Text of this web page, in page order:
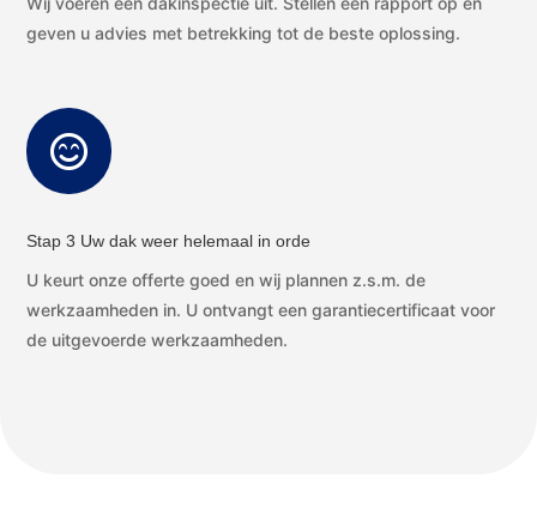
geven u advies met betrekking tot de beste oplossing.

Stap 3 Uw dak weer helemaal in orde
U keurt onze offerte goed en wij plannen z.s.m. de
werkzaamheden in. U ontvangt een garantiecertificaat voor
de uitgevoerde werkzaamheden.